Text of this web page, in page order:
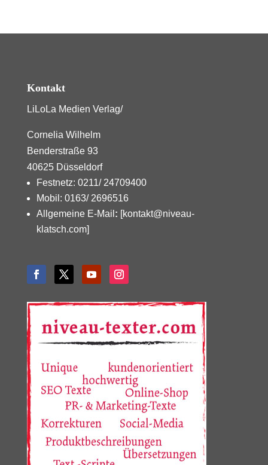
Kontakt
LiLoLa Medien Verlag/
Cornelia Wilhelm
Benderstraße 93
40625 Düsseldorf
Festnetz: 0211/ 24709400
Mobil: 0163/ 2696516
Allgemeine E-Mail : [kontakt@niveau-
klatsch.com]